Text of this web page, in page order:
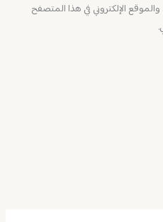
الإلكتروني في هذا المتصفح